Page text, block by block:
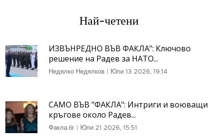
Най-четени
ИЗВЪНРЕДНО ВЪВ ФАКЛА": Ключово
решение на Радев за НАТО...
Недялко Недялков | Юли 13 2026, 19:14
САМО ВЪВ "ФАКЛА": Интриги и воюващи
кръгове около Радев...
Факла.бг | Юли 21 2026, 15:51